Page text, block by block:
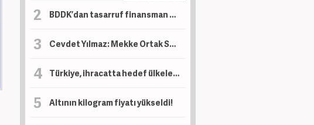
BDDK’dan tasarruf finansman düzenlemesi! Taşıt, konut ve iş yerinde limitler değişti
Cevdet Yılmaz: Mekke Ortak Savunma Anlaşması tarihi bir adımdır
Türkiye, ihracatta hedef ülkelere 6 ayda 94 milyar dolarlık satış yaptı
Altının kilogram fiyatı yükseldi!